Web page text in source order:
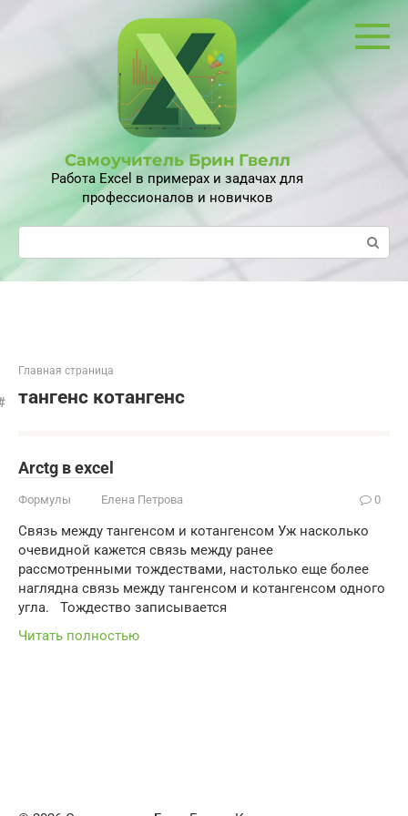
Самоучитель Брин Гвелл
Работа Excel в примерах и задачах для
профессионалов и новичков
Поиск:
Главная страница
тангенс котангенс
Arctg в excel
Формулы Елена Петрова 0
Связь между тангенсом и котангенсом Уж насколько
очевидной кажется связь между ранее
рассмотренными тождествами, настолько еще более
наглядна связь между тангенсом и котангенсом одного
угла. Тождество записывается
Читать полностью